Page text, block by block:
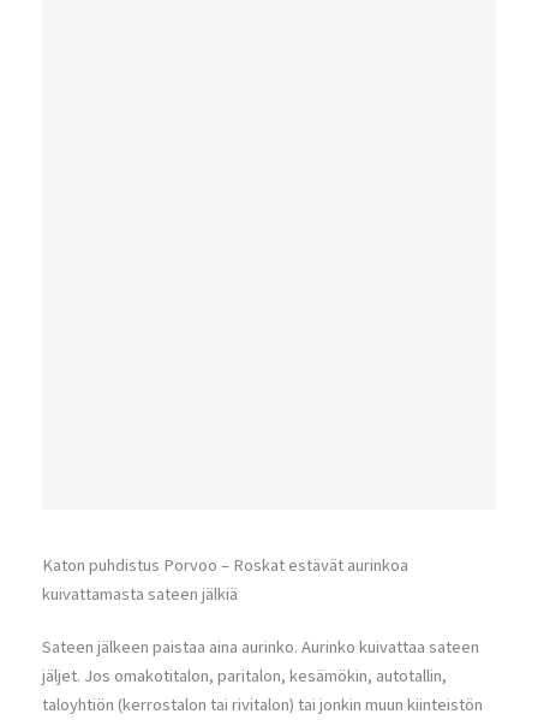
Katon puhdistus Porvoo – Roskat estävät aurinkoa
kuivattamasta sateen jälkiä
Sateen jälkeen paistaa aina aurinko. Aurinko kuivattaa sateen
jäljet. Jos omakotitalon, paritalon, kesämökin, autotallin,
taloyhtiön (kerrostalon tai rivitalon) tai jonkin muun kiinteistön